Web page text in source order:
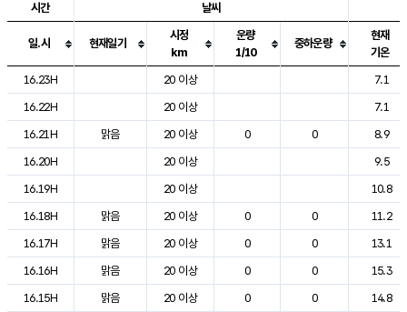
도시별 기상실황표로 지점, 날씨, 기온, 강수, 바람, 기압등을 안내한 표입
시간 날씨
일.시 현재일기
시정
km
운량
1/10
중하운량
현재
기온
16.23H
20 이상
7.1
16.22H
20 이상
7.1
16.21H
맑음 20 이상 0 0
8.9
16.20H
20 이상
9.5
16.19H
20 이상
10.8
16.18H
맑음 20 이상 0 0
11.2
16.17H
맑음 20 이상 0 0
13.1
16.16H
맑음 20 이상 0 0
15.3
16.15H
맑음 20 이상 0 0
14.8